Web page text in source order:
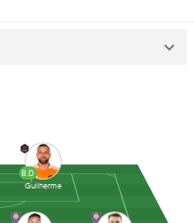
8.0
Guilherme